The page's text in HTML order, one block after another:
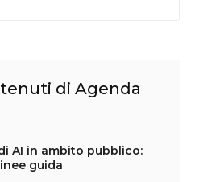
di Agenda
AI in ambito pubblico:
guida